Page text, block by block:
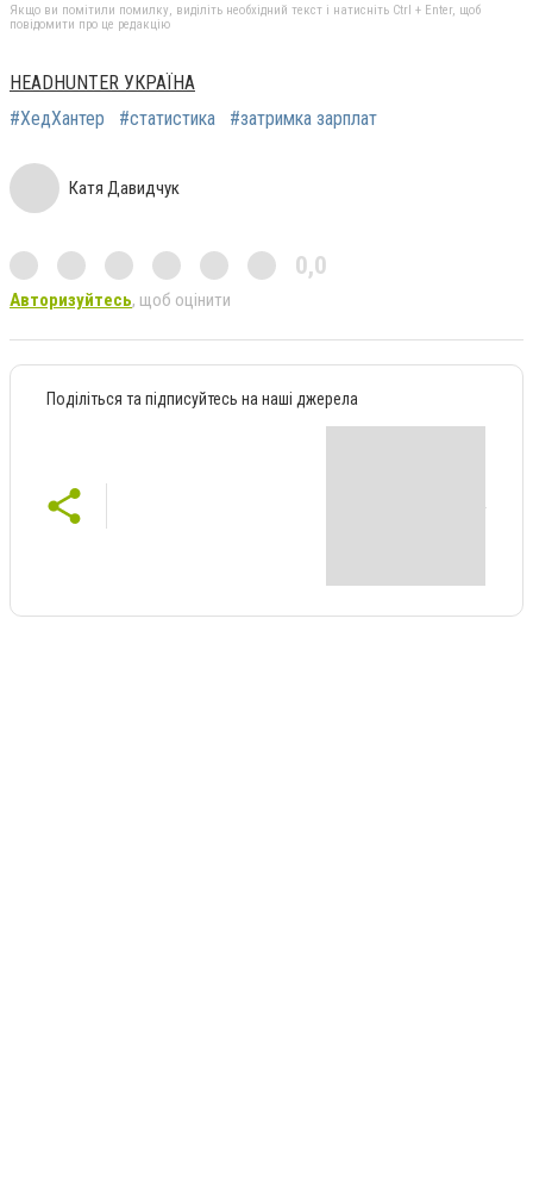
Якщо ви помітили помилку, виділіть необхідний текст і натисніть Ctrl + Enter, щоб
повідомити про це редакцію
HEADHUNTER УКРАЇНА
#ХедХантер
#статистика #затримка зарплат
Катя Давидчук
0,0
Авторизуйтесь, щоб оцінити
Поділіться та підписуйтесь на наші джерела